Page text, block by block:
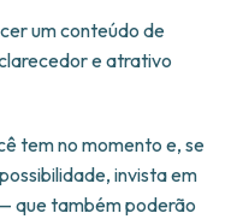
um conteúdo de
e atrativo
tem no momento e, se
invista em
que também poderão